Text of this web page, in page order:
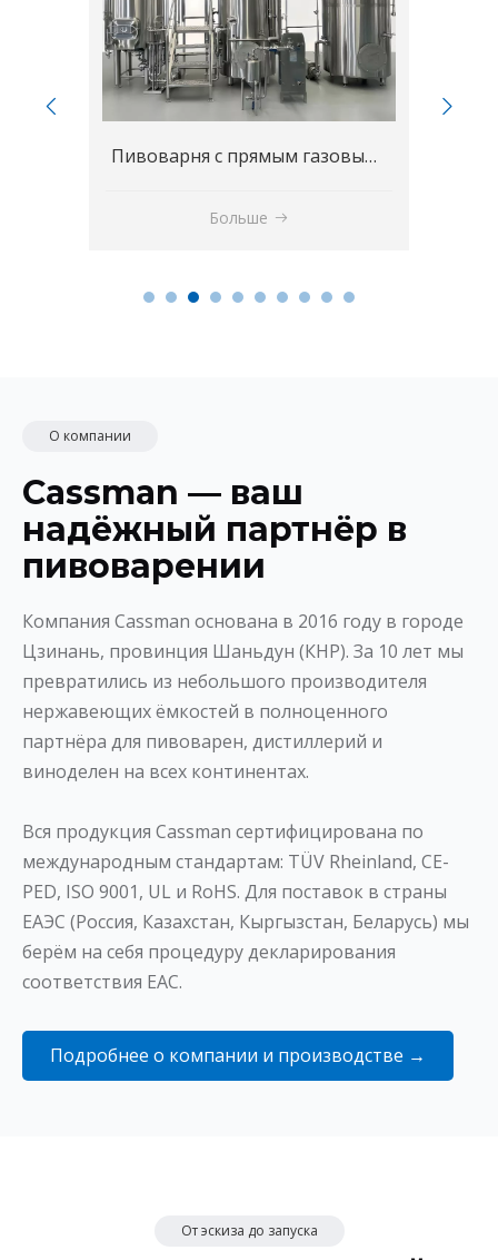
Пивоварня под ключ 5000 л / 50 гл | Промышленный варочный порядок 4-сосудный с ЦКТ и CIP
Больше
О компании
Cassman — ваш
надёжный партнёр в
пивоварении
Компания Cassman основана в 2016 году в городе
Цзинань, провинция Шаньдун (КНР). За 10 лет мы
превратились из небольшого производителя
нержавеющих ёмкостей в полноценного
партнёра для пивоварен, дистиллерий и
виноделен на всех континентах.
Вся продукция Cassman сертифицирована по
международным стандартам: TÜV Rheinland, CE-
PED, ISO 9001, UL и RoHS. Для поставок в страны
ЕАЭС (Россия, Казахстан, Кыргызстан, Беларусь) мы
берём на себя процедуру декларирования
соответствия EAC.
Подробнее о компании и производстве →
От эскиза до запуска